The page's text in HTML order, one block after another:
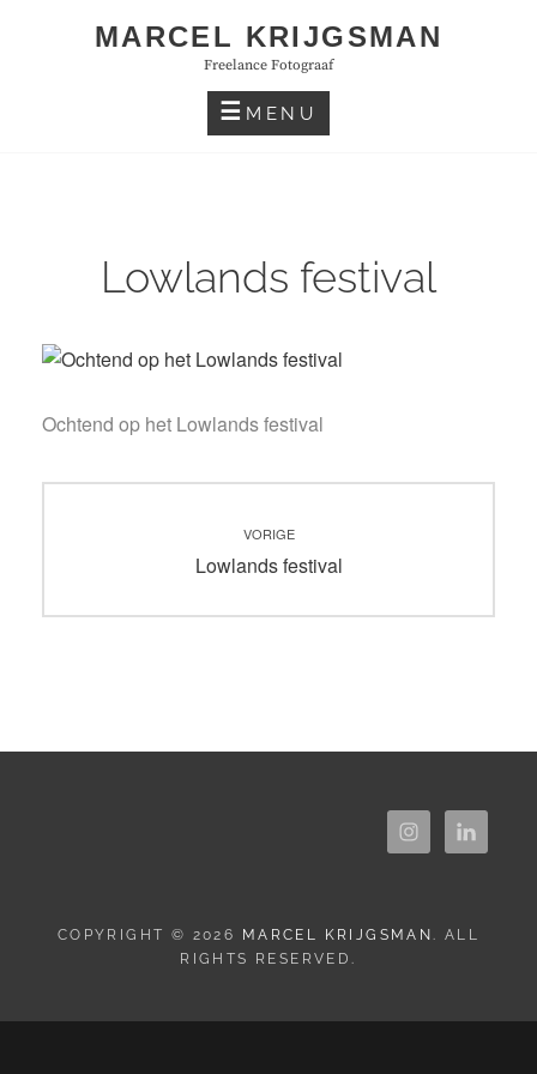
MARCEL KRIJGSMAN
Freelance Fotograaf
MENU
Lowlands festival
Ochtend op het Lowlands festival
navigatie
VORIGE
Vorig
Lowlands festival
COPYRIGHT © 2026 MARCEL KRIJGSMAN. ALL
RIGHTS RESERVED.